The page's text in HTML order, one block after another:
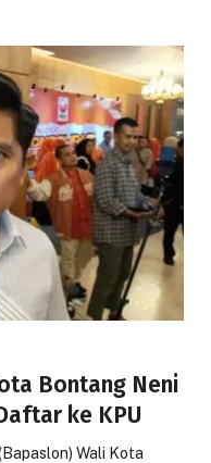
Bontang Neni
ke KPU
Wali Kota